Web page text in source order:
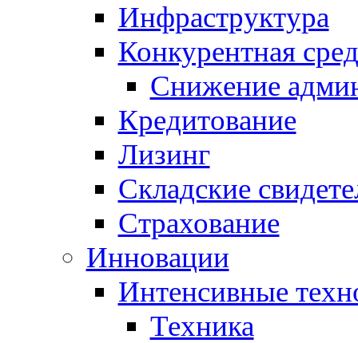
Инфраструктура
Конкурентная
Снижение
Кредитование
Лизинг
Складские
Страхование
Инновации
Интенсивные
Техника